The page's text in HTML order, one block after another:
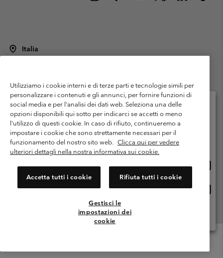
Italia
Termini di utilizzo
Condizioni Generali di Venditaa
Garanzia
Politica sulla privacy
Termini e condizioni del programma di membership
Condizioni di utilizzo dei contenuti generati dagli utenti
Impressum
Cookies
Public CBCR
Servizio clienti: Lun. - ven. 9:00 - 13:00 & 14:00- 18:00
(+)390694804176
Utilizziamo i cookie interni e di terze parti e tecnologie simili per
personalizzare i contenuti e gli annunci, per fornire funzioni di
social media e per l'analisi dei dati web. Seleziona una delle
opzioni disponibili qui sotto per indicarci se accetti o meno
l'utilizzo di questi cookie. In caso di rifiuto, continueremo a
impostare i cookie che sono strettamente necessari per il
funzionamento del nostro sito web. Clicca qui per vedere
ulteriori dettagli nella nostra informativa sui cookie.
Accetta tutti i cookie Rifiuta tutti i cookie
Gestisci le
impostazioni dei
cookie
Seleziona il paese di spedizione e la lingua
Shopping online disponibile
online
Italia
online
Visualizza Tutti I Paesi